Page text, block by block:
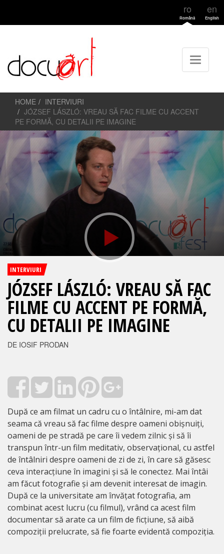
ro
Română
en
English
HOME
INTERVIURI
JÓZSEF LÁSZLÓ: VREAU SĂ FAC FILME CU ACCENT
PE FORMĂ, CU DETALII PE IMAGINE
INTERVIURI
JÓZSEF LÁSZLÓ: VREAU SĂ FAC
FILME CU ACCENT PE FORMĂ,
CU DETALII PE IMAGINE
DE IOSIF PRODAN
După ce am filmat un cadru cu o întâlnire, mi-am dat
seama că vreau să fac filme despre oameni obișnuiți,
oameni de pe stradă pe care îi vedem zilnic și să îi
transpun într-un film meditativ, observațional, cu astfel
de întâlniri despre oameni de zi de zi, în care să găsesc
ceva interacțiune în imagini și să le conectez. Mai întâi
am făcut fotografie și am devenit interesat de imagin.
După ce la universitate am învățat fotografia, am
combinat acest lucru (cu filmul), vrând ca acest film
documentar să arate ca un film de ficțiune, să aibă
compoziții prelucrate, să fie foarte evidentă compoziția.